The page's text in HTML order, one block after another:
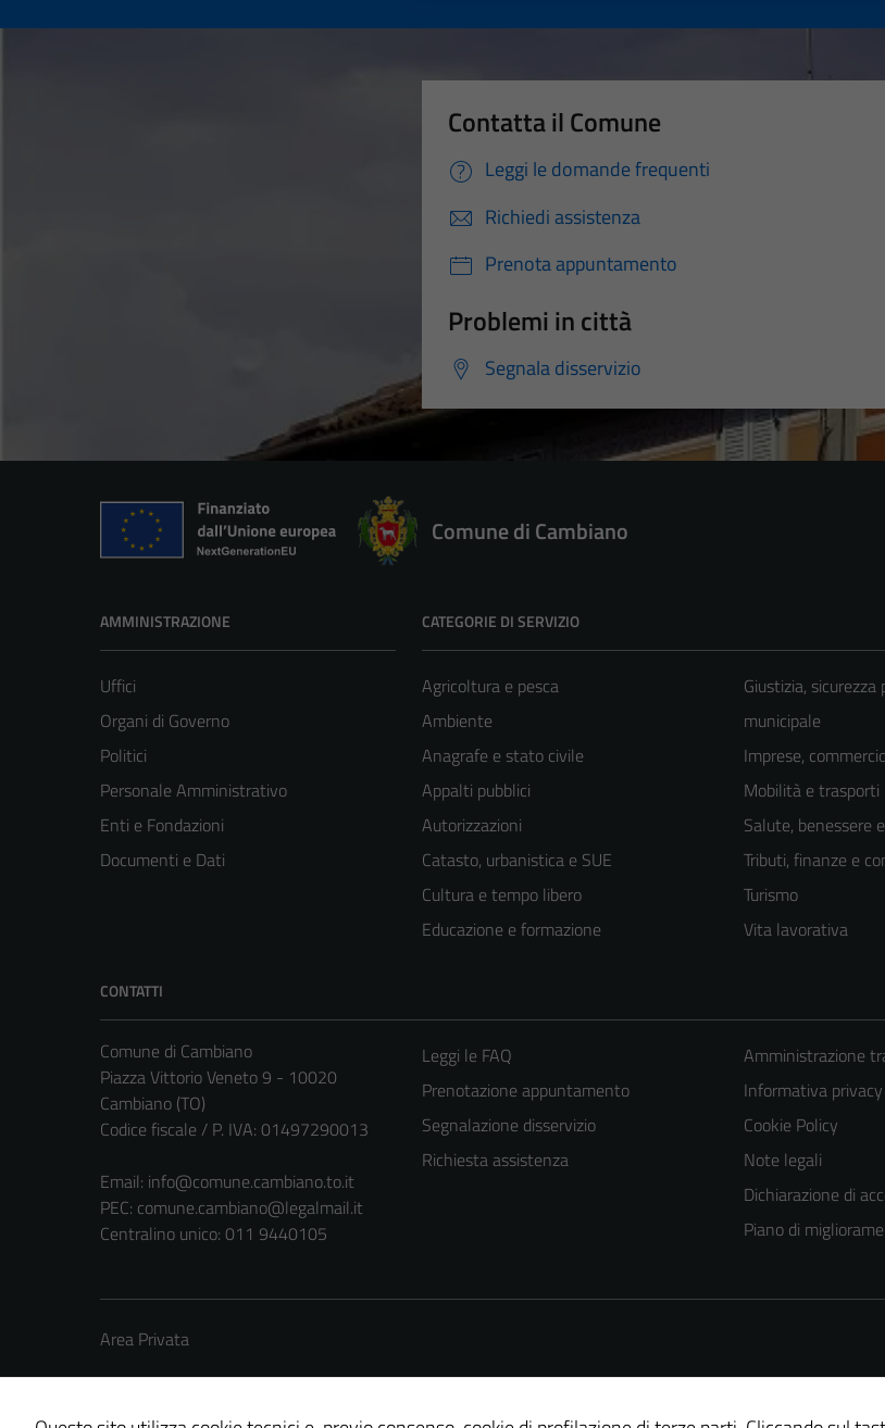
Contatta il Comune
Leggi le domande frequenti
Richiedi assistenza
Prenota appuntamento
Problemi in città
Segnala disservizio
Comune di Cambiano
AMMINISTRAZIONE
Uffici
Organi di Governo
Politici
Personale Amministrativo
Enti e Fondazioni
Documenti e Dati
CATEGORIE DI SERVIZIO
Agricoltura e pesca
Ambiente
Anagrafe e stato civile
Appalti pubblici
Autorizzazioni
Catasto, urbanistica e SUE
Cultura e tempo libero
Educazione e formazione
Giustizia,
municipale
Imprese,
Mobilità e trasporti
Salute, benessere
Tributi, finanze e
Turismo
Vita lavorativa
CONTATTI
Comune di Cambiano
Piazza Vittorio Veneto 9 - 10020
Cambiano (TO)
Codice fiscale / P. IVA: 01497290013
Email: info@comune.cambiano.to.it
PEC: comune.cambiano@legalmail.it
Centralino unico: 011 9440105
Leggi le FAQ
Prenotazione appuntamento
Segnalazione disservizio
Richiesta assistenza
Amministrazione
Informativa privacy
Cookie Policy
Note legali
Dichiarazione di
Piano di
Area Privata